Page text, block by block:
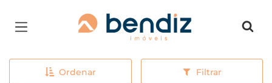
Página inicial
Ordenar Filtrar